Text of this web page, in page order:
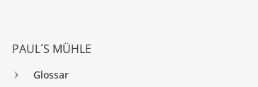
PAUL´S MÜHLE
Glossar